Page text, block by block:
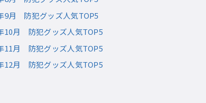
9月 防犯グッズ人気TOP5
10月 防犯グッズ人気TOP5
11月 防犯グッズ人気TOP5
12月 防犯グッズ人気TOP5